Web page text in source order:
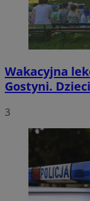
Wakacyjna
Gostyni.
3